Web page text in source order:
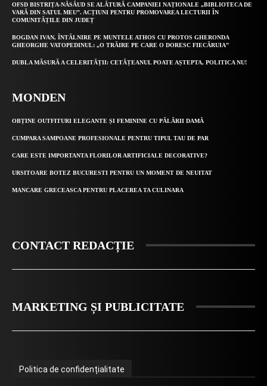
OFSD BISTRIȚA-NĂSĂUD SE ALĂTURĂ CAMPANIEI NAȚIONALE „BIBLIOTECA DE
VARĂ DIN SATUL MEU”. ACȚIUNI PENTRU PROMOVAREA LECTURII ÎN
COMUNITĂȚILE DIN JUDEȚ
BOGDAN IVAN, ÎNTÂLNIRE PE MUNTELE ATHOS CU PROTOS GHERONDA
GHEORGHE VATOPEDINUL: „O TRĂIRE PE CARE O DORESC FIECĂRUIA”
DUBLA MĂSURĂ A CELERITĂȚII: CETĂȚEANUL POATE AȘTEPTA, POLITICA NU!
MONDEN
OBȚINE OUTFITURI ELEGANTE ȘI FEMININE CU PĂLĂRII DAMĂ
CUMPARA SAMPOANE PROFESIONALE PENTRU TIPUL TAU DE PAR
CARE ESTE IMPORTANTA FLORILOR ARTIFICIALE DECORATIVE?
URSITOARE BOTEZ BUCURESTI PENTRU UN MOMENT DE NEUITAT
MANCARE GRECEASCA PENTRU PLACEREA TA CULINARA
CONTACT REDACȚIE
MARKETING ȘI PUBLICITATE
Politica de confidențialitate